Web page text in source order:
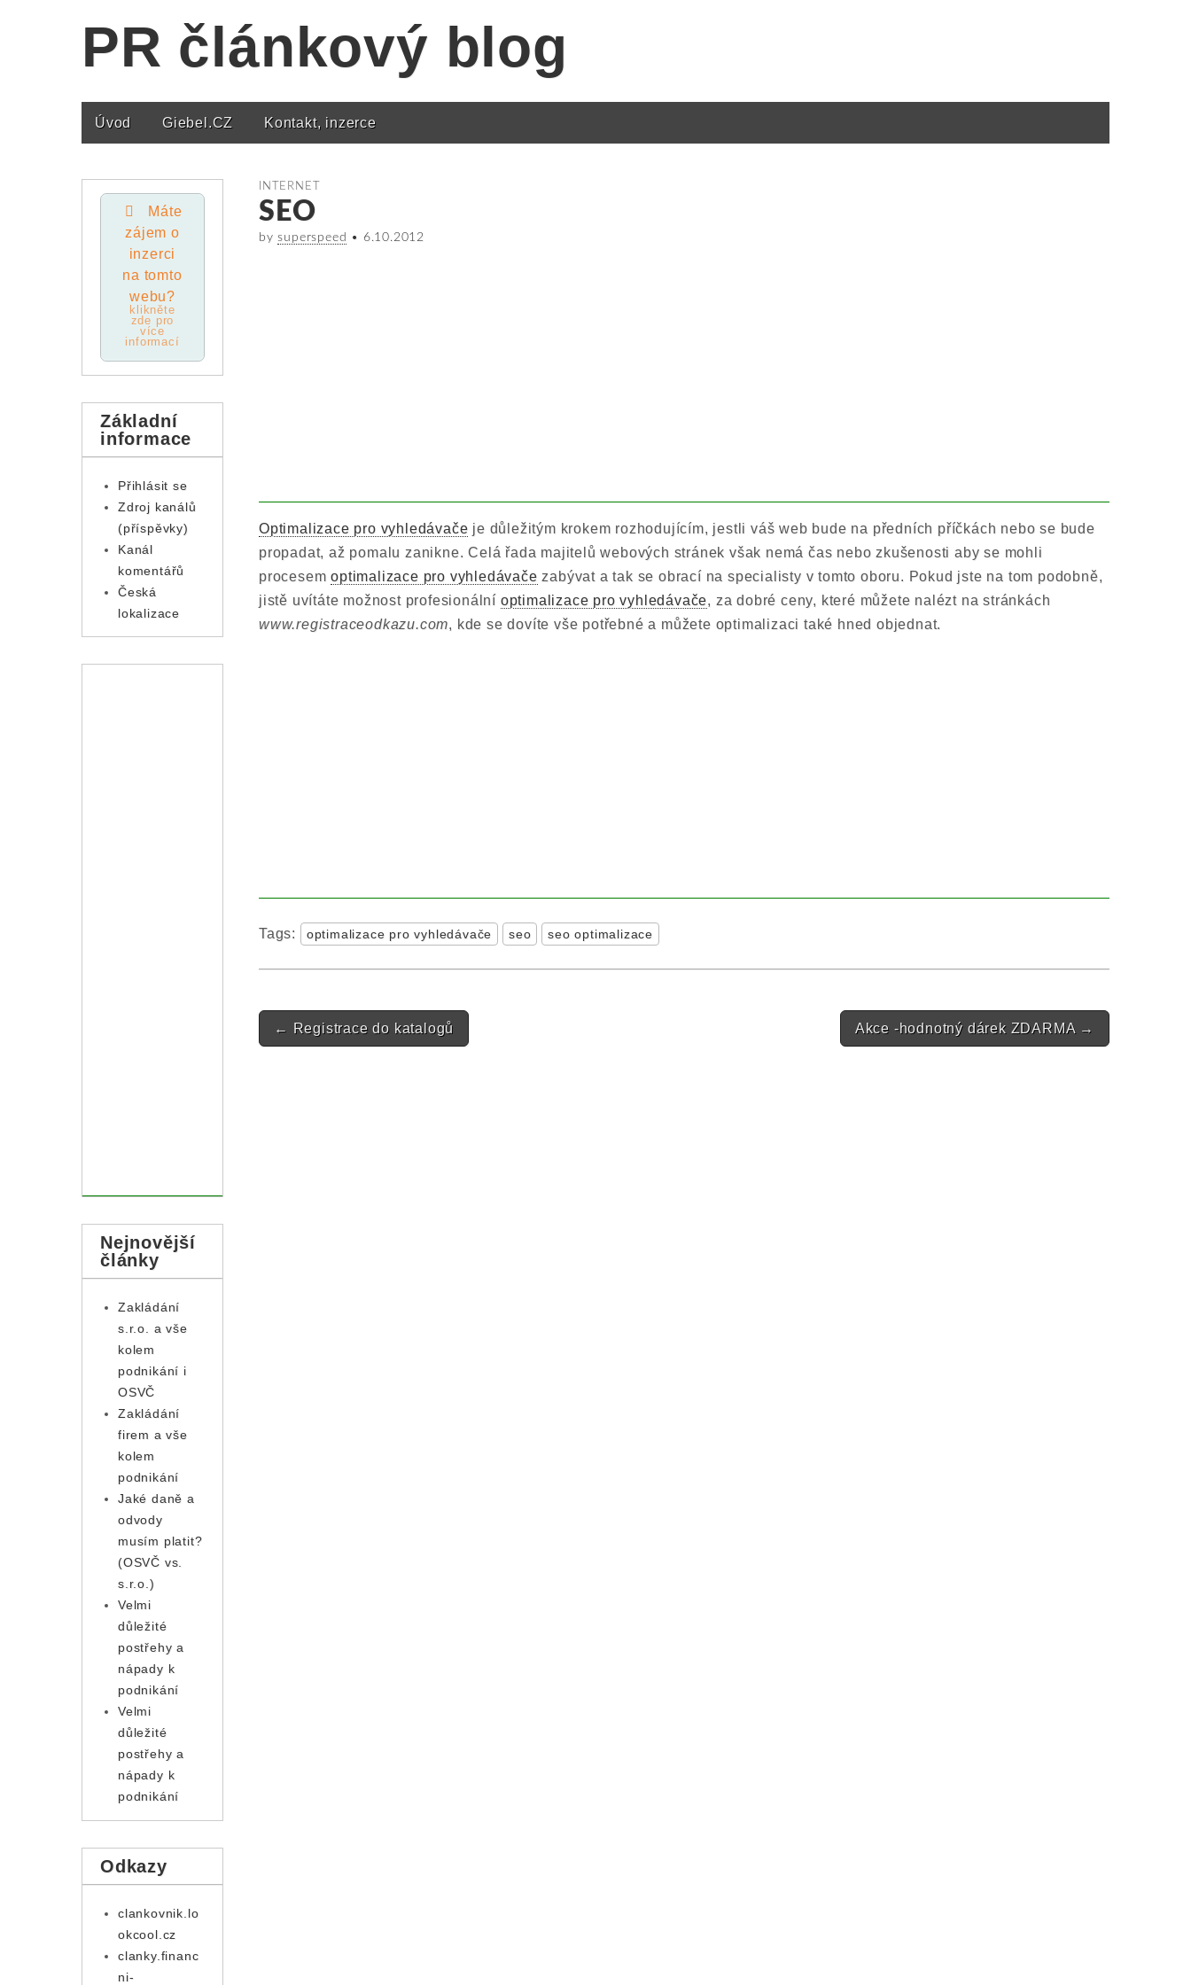
PR článkový blog
Main menu
Úvod Giebel.CZ Kontakt, inzerce
INTERNET
SEO
bysuperspeed • 6.10.2012
Optimalizace pro vyhledávače je důležitým krokem rozhodujícím, jestli váš web bude na předních příčkách nebo se bude
propadat, až pomalu zanikne. Celá řada majitelů webových stránek však nemá čas nebo zkušenosti aby se mohli
procesemoptimalizace pro vyhledávače zabývat a tak se obrací na specialisty v tomto oboru. Pokud jste na tom podobně,
jistě uvítáte možnost profesionální optimalizace pro vyhledávače, za dobré ceny, které můžete nalézt na stránkách
www.registraceodkazu.com, kde se dovíte vše potřebné a můžete optimalizaci také hned objednat.
Tags: optimalizace pro vyhledávače seo seo optimalizace
Post navigation
← Registrace do katalogů Akce -hodnotný dárek ZDARMA →
Máte
zájem o
inzerci
na tomto
webu?
klikněte
zde pro
více
informací
Základní
informace
Přihlásit se
Zdroj kanálů
(příspěvky)
Kanál
komentářů
Česká
lokalizace
Nejnovější
články
Zakládání
s.r.o. a vše
kolem
podnikání i
OSVČ
Zakládání
firem a vše
kolem
podnikání
Jaké daně a
odvody
musím platit?
(OSVČ vs.
s.r.o.)
Velmi
důležité
postřehy a
nápady k
podnikání
Velmi
důležité
postřehy a
nápady k
podnikání
Odkazy
clankovnik.lo
okcool.cz
clanky.financ
ni-